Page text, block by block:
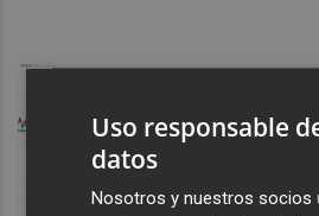
Uso responsable
datos
Nosotros y nuestros socios